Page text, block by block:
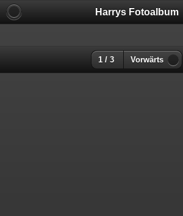
Harrys Fotoalbum
1 / 3 Vorwärts